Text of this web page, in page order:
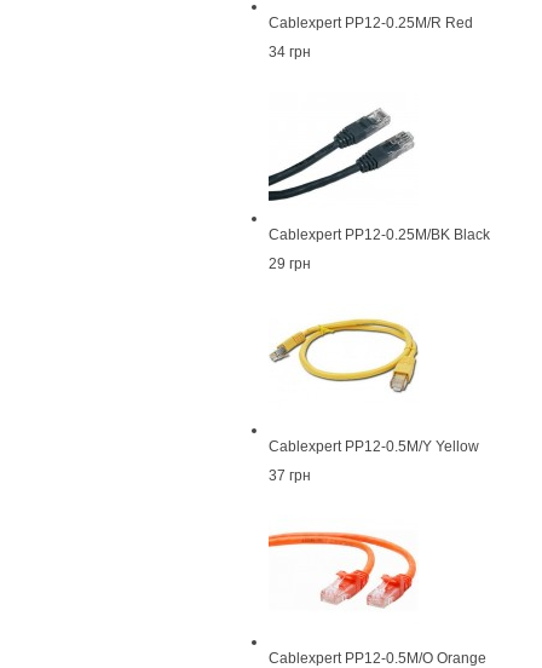
Cablexpert PP12-0.25M/R Red
34 грн
Cablexpert PP12-0.25M/BK Black
29 грн
Cablexpert PP12-0.5M/Y Yellow
37 грн
Cablexpert PP12-0.5M/O Orange